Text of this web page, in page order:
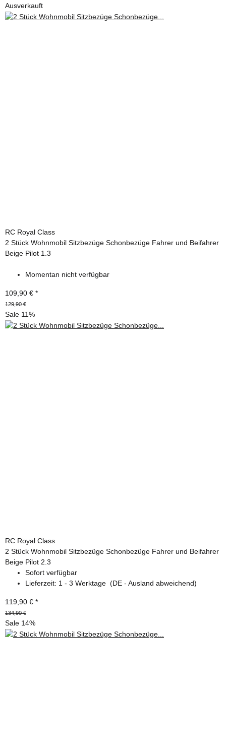
Ausverkauft
RC Royal Class
2 Stück Wohnmobil Sitzbezüge Schonbezüge Fahrer und Beifahrer
Beige Pilot 1.3
Momentan nicht verfügbar
109,90 € *
129,90 €
Sale 11%
RC Royal Class
2 Stück Wohnmobil Sitzbezüge Schonbezüge Fahrer und Beifahrer
Beige Pilot 2.3
Sofort verfügbar
Lieferzeit: 1 - 3 Werktage (DE - Ausland abweichend)
119,90 € *
134,90 €
Sale 14%